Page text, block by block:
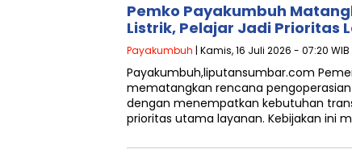
Pemko Payakumbuh
Listrik, Pelajar Jadi Prioritas
Payakumbuh | Kamis, 16 Juli 2026 - 07:20 WIB
Payakumbuh,liputansumbar.com
mematangkan rencana
dengan menempatkan kebutuhan
prioritas utama layanan. Kebijakan ini